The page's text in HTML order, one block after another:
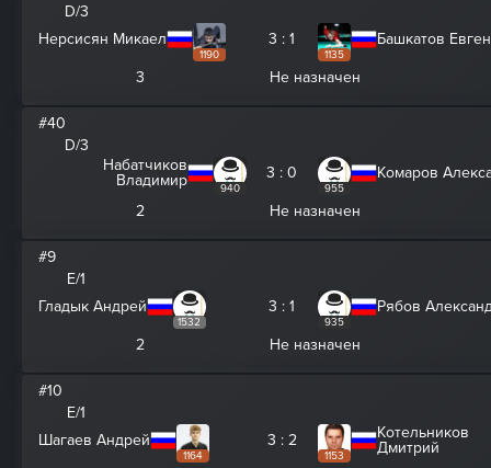
D/3
Нерсисян Микаел
1190
3 : 1
1135
Башкатов
3 Не назначен
#40
D/3
Набатчиков
Владимир
940
3 : 0
955
Комаров
2 Не назначен
#9
E/1
Гладык Андрей
1532
3 : 1
935
Рябов
2 Не назначен
#10
E/1
Шагаев Андрей
1164
3 : 2
1153
Котельников
Дмитрий